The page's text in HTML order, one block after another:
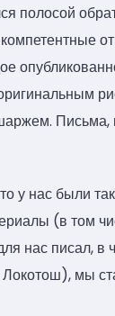
полосой
у нас были
(в том
нас писал, в
мы